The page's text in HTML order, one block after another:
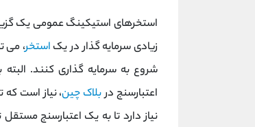
استخرهای استیکینگ عمومی یک
زیادی سرمایه گذار در یک استخر، می
شروع به سرمایه گذاری کنند.
اعتبارسنج دربلاک چین، نیاز است